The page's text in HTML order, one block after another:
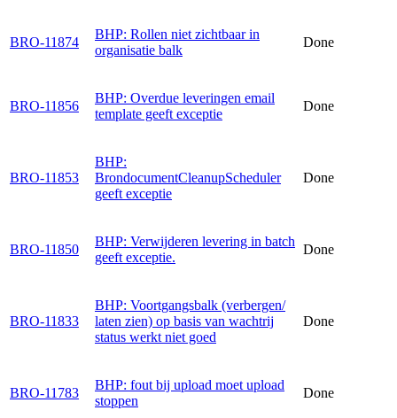
BRO-11874
BHP: Rollen niet zichtbaar in
organisatie balk
Done
BRO-11856
BHP: Overdue leveringen email
template geeft exceptie
Done
BRO-11853
BHP:
BrondocumentCleanupScheduler
geeft exceptie
Done
BRO-11850
BHP: Verwijderen levering in batch
geeft exceptie.
Done
BRO-11833
BHP: Voortgangsbalk (verbergen/
laten zien) op basis van wachtrij
status werkt niet goed
Done
BRO-11783
BHP: fout bij upload moet upload
stoppen
Done